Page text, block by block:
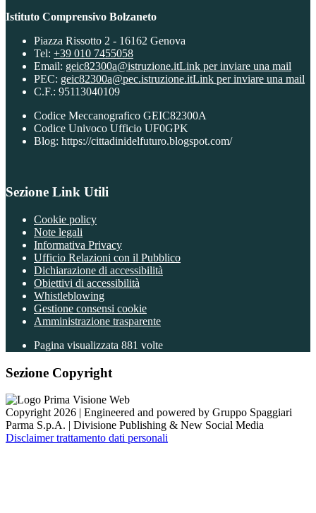
Istituto Comprensivo Bolzaneto
Piazza Rissotto 2 - 16162 Genova
Tel: +39 010 7455058
Email: geic82300a@istruzione.itLink per inviare una mail
PEC: geic82300a@pec.istruzione.itLink per inviare una mail
C.F.: 95113040109
Codice Meccanografico GEIC82300A
Codice Univoco Ufficio UF0GPK
Blog: https://cittadinidelfuturo.blogspot.com/
Sezione Link Utili
Cookie policy
Note legali
Informativa Privacy
Ufficio Relazioni con il Pubblico
Dichiarazione di accessibilità
Obiettivi di accessibilità
Whistleblowing
Gestione consensi cookie
Amministrazione trasparente
Pagina visualizzata 881 volte
Sezione Copyright
Copyright 2026 | Engineered and powered by Gruppo Spaggiari
Parma S.p.A. | Divisione Publishing & New Social Media
Disclaimer trattamento dati personali